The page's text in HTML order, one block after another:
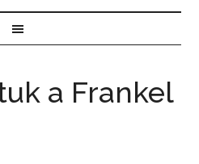
a Frankel